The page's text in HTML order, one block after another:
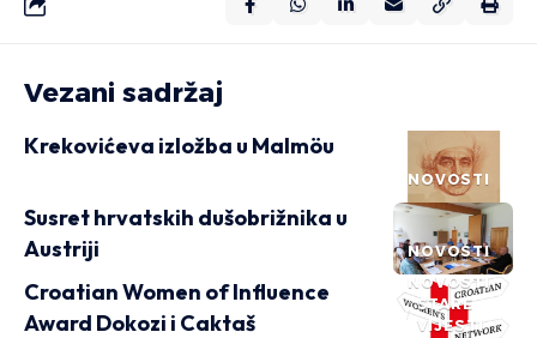
Vezani sadržaj
NOVOSTI
Krekovićeva izložba u Malmöu
NOVOSTI
Susret hrvatskih dušobrižnika u
Austriji
NOVOSTI
STARE
VIJESTI
Croatian Women of Influence
Award Dokozi i Caktaš